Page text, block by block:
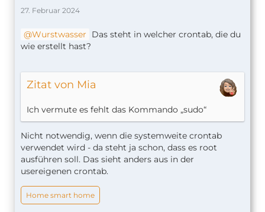
27. Februar 2024
Wurstwasser
Das steht in welcher crontab, die du
wie erstellt hast?
Zitat von Mia
Ich vermute es fehlt das Kommando „sudo“
Nicht notwendig, wenn die systemweite crontab
verwendet wird - da steht ja schon, dass es root
ausführen soll. Das sieht anders aus in der
usereigenen crontab.
Home smart home